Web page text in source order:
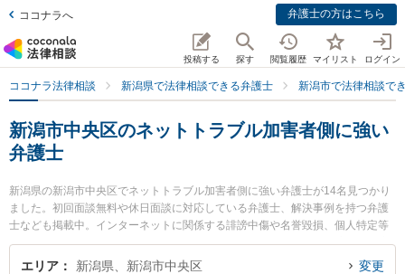
ココナラへ 弁護士の方はこちら
投稿する 探す 閲覧履歴 マイリスト ログイン
ココナラ法律相談 新潟県で法律相談できる弁護士 新潟市で法律相談で
新潟市中央区のネットトラブル加害者側に強い
弁護士
新潟県の新潟市中央区でネットトラブル加害者側に強い弁護士が14名見つかり
ました。初回面談無料や休日面談に対応している弁護士、解決事例を持つ弁護
士なども掲載中。インターネットに関係する誹謗中傷や名誉毀損、個人特定等
の細かな分野での絞り込み検索もでき便利です。特に虎ノ門法律経済事務所 新
潟支店の牧野 絵里華弁護士やグラディアトル法律事務所 新潟オフィスの清水
エリア 新潟県、新潟市中央区 変更